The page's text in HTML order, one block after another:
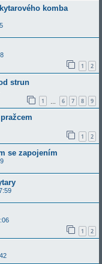
komba
1 2
strun
1 6 7 8 9
1 2
se zapojením
1 2